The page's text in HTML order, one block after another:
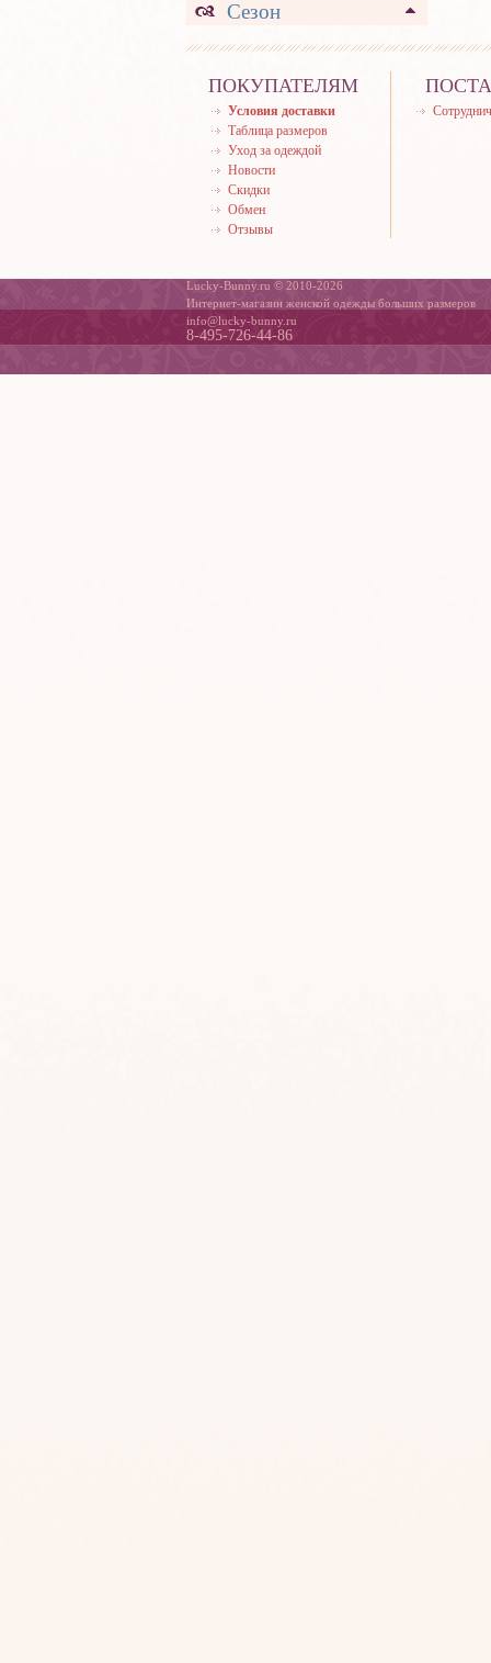
Сезон
ПОКУПАТЕЛЯМ
Условия доставки
Таблица размеров
Уход за одеждой
Новости
Скидки
Обмен
Отзывы
Lucky-Bunny.ru © 2010-2026
Интернет-магазин женской одежды больших размеров
info@lucky-bunny.ru
8-495-726-44-86